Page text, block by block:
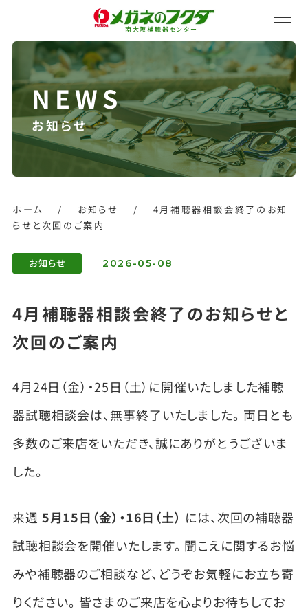
南大阪補聴器センター
サービス紹介
オンラインストア
お問い合わせ
お知らせ
ホーム / お知らせ / 4月補聴器相談会終了のお知
らせと次回のご案内
お知らせ 2026-05-08
4月補聴器相談会終了のお知らせと
次回のご案内
4月24日（金）・25日（土）に開催いたしました補聴
器試聴相談会は、無事終了いたしました。 両日とも
多数のご来店をいただき、誠にありがとうございま
した。
来週 5月15日（金）・16日（土） には、次回の補聴器
試聴相談会を開催いたします。 聞こえに関するお悩
みや補聴器のご相談など、どうぞお気軽にお立ち寄
りください。 皆さまのご来店を心よりお待ちしてお